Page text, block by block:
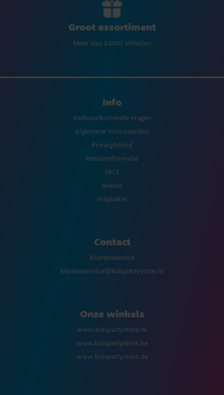
Groot assortiment
Meer dan 9.000 artikelen
Info
Veelvoorkomende vragen
Algemene Voorwaarden
Privacybeleid
Retourinformatie
SALE
Nieuw
Inspiratie
Contact
Klantenservice
klantenservice@kidspartystore.nl
Onze winkels
www.kidspartystore.nl
www.kidspartystore.be
www.kidspartystore.de